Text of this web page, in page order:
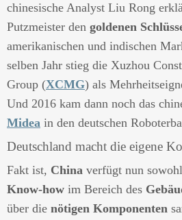
chinesische Analyst Liu Rong
Putzmeister den goldenen
amerikanischen und indischen
selben Jahr stieg die Xuzhou
Group (XCMG) als
Und 2016 kam dann noch das
Midea in den deutschen
Deutschland macht die eigene
Fakt ist, China verfügt nun
Know-how im Bereich des
über die nötigen Komponenten